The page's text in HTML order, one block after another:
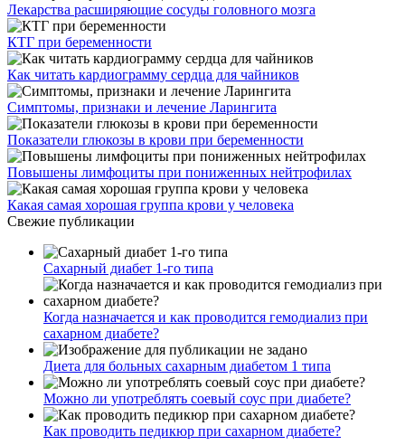
Лекарства расширяющие сосуды головного мозга
КТГ при беременности
Как читать кардиограмму сердца для чайников
Симптомы, признаки и лечение Ларингита
Показатели глюкозы в крови при беременности
Повышены лимфоциты при пониженных нейтрофилах
Какая самая хорошая группа крови у человека
Свежие публикации
Сахарный диабет 1-го типа
Когда назначается и как проводится гемодиализ при
сахарном диабете?
Диета для больных сахарным диабетом 1 типа
Можно ли употреблять соевый соус при диабете?
Как проводить педикюр при сахарном диабете?